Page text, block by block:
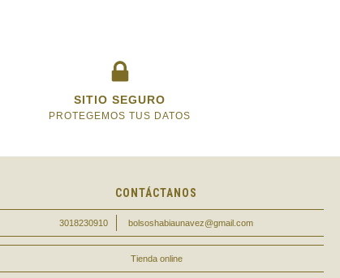
SITIO SEGURO
PROTEGEMOS TUS DATOS
CONTÁCTANOS
3018230910 bolsoshabiaunavez@gmail.com
Tienda online